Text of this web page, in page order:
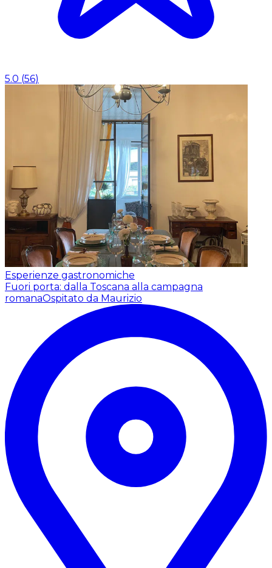
5.0 (56)
Esperienze gastronomiche
Fuori porta: dalla Toscana alla campagna
romanaOspitato da Maurizio